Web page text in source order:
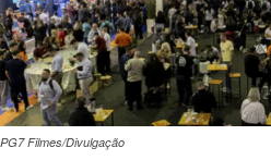
PG7 Filmes/Divulgação